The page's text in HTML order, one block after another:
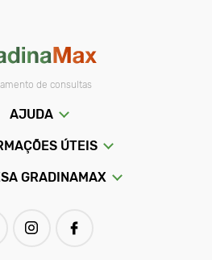
de consultas
AJUDA
ÚTEIS
GRADINAMAX